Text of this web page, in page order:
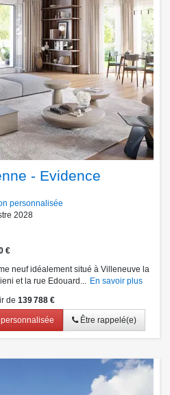
- Evidence
personnalisée
2028
€
neuf idéalement situé à Villeneuve la
et la rue Edouard... En savoir plus
de 139 788 €
Être rappelé(e)